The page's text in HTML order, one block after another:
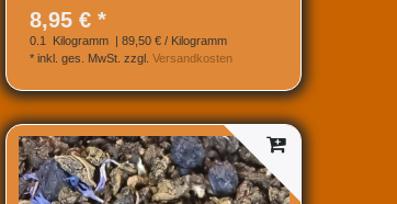
8,95 € *
0.1 Kilogramm | 89,50 € / Kilogramm
* inkl. ges. MwSt. zzgl. Versandkosten